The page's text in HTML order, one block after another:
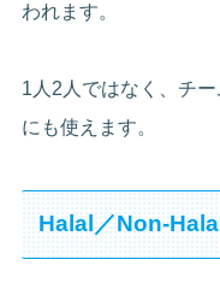
われます。
1人2人ではなく、チ
にも使えます。
Halal／Non-